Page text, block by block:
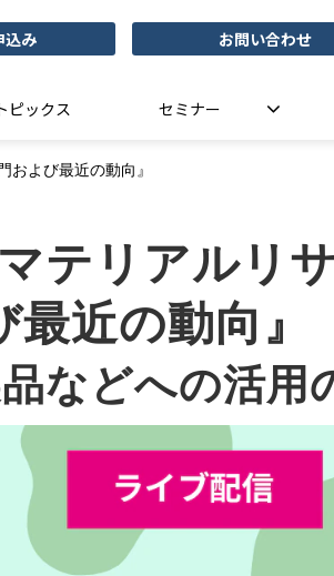
込み お問い合わせ
ピックス セミナー
および最近の動向』
テリアルリ
最近の動向』
などへの活用